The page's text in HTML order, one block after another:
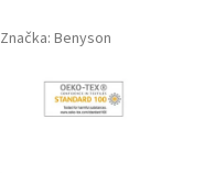
Značka: Benyson